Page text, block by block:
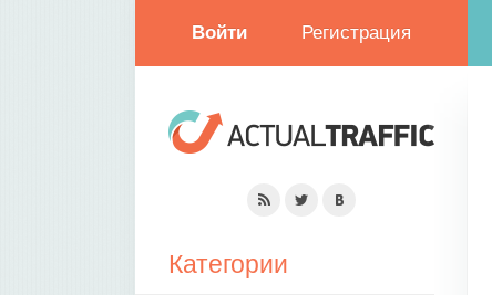
Войти Регистрация
Категории